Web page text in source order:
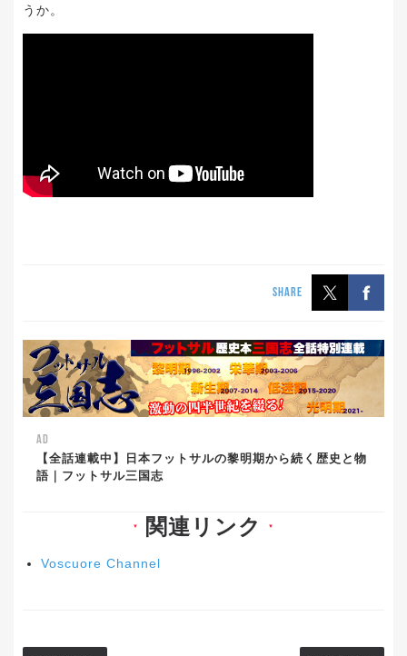
うか。
SHARE
AD
【全話連載中】日本フットサルの黎明期から続く歴史と物
語｜フットサル三国志
▼ 関連リンク ▼
Voscuore Channel